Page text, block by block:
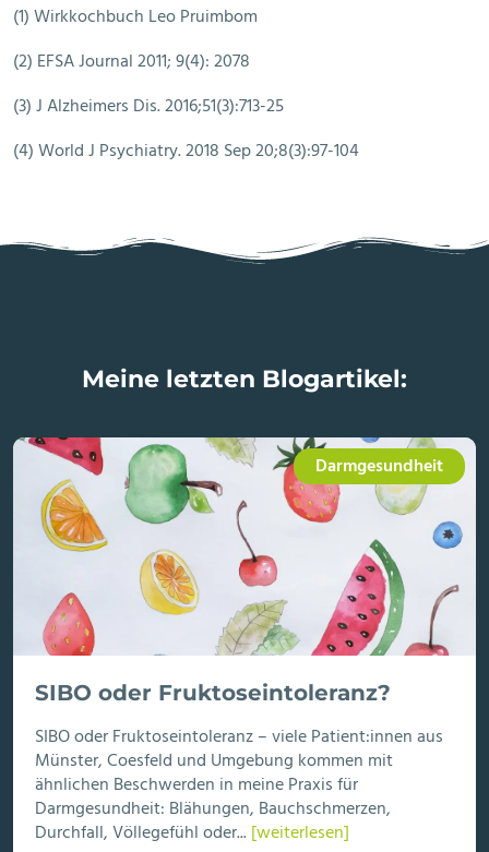
(1) Wirkkochbuch Leo Pruimbom
(2) EFSA Journal 2011; 9(4): 2078
(3) J Alzheimers Dis. 2016;51(3):713-25
(4) World J Psychiatry. 2018 Sep 20;8(3):97-104
Meine letzten Blogartikel:
Darmgesundheit
SIBO oder Fruktoseintoleranz?
SIBO oder Fruktoseintoleranz – viele Patient:innen aus
Münster, Coesfeld und Umgebung kommen mit
ähnlichen Beschwerden in meine Praxis für
Darmgesundheit: Blähungen, Bauchschmerzen,
Durchfall, Völlegefühl oder...[weiterlesen]